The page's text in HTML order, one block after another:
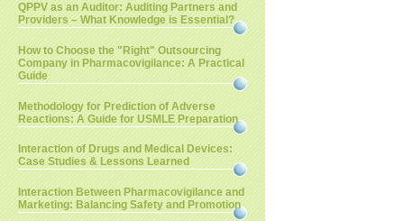
QPPV as an Auditor: Auditing Partners and
Providers – What Knowledge is Essential?
How to Choose the "Right" Outsourcing
Company in Pharmacovigilance: A Practical
Guide
Methodology for Prediction of Adverse
Reactions: A Guide for USMLE Preparation
Interaction of Drugs and Medical Devices:
Case Studies & Lessons Learned
Interaction Between Pharmacovigilance and
Marketing: Balancing Safety and Promotion